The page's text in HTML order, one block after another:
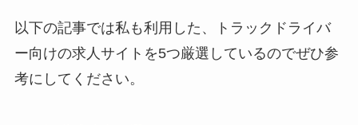
以下の記事では私も利用した、トラックドライバ
ー向けの求人サイトを5つ厳選しているのでぜひ参
考にしてください。